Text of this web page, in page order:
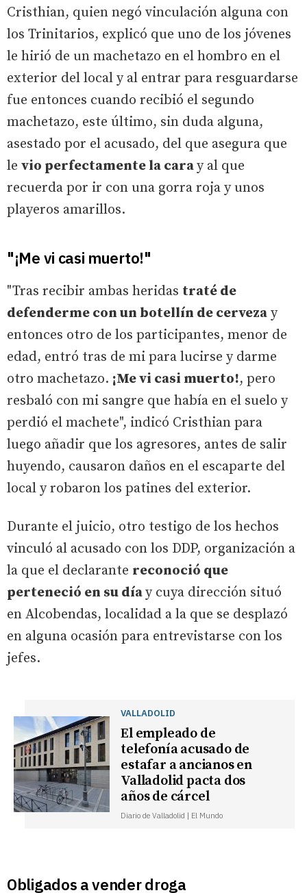
Cristhian, quien negó vinculación alguna con
los Trinitarios, explicó que uno de los jóvenes
le hirió de un machetazo en el hombro en el
exterior del local y al entrar para resguardarse
fue entonces cuando recibió el segundo
machetazo, este último, sin duda alguna,
asestado por el acusado, del que asegura que
le vio perfectamente la caray al que
recuerda por ir con una gorra roja y unos
playeros amarillos.
"¡Me vi casi muerto!"
"Tras recibir ambas heridas traté de
defenderme con un botellín de cerveza y
entonces otro de los participantes, menor de
edad, entró tras de mi para lucirse y darme
otro machetazo. ¡Me vi casi muerto!, pero
resbaló con mi sangre que había en el suelo y
perdió el machete", indicó Cristhian para
luego añadir que los agresores, antes de salir
huyendo, causaron daños en el escaparte del
local y robaron los patines del exterior.
Durante el juicio, otro testigo de los hechos
vinculó al acusado con los DDP, organización a
la que el declarante reconoció que
perteneció en su díay cuya dirección situó
en Alcobendas, localidad a la que se desplazó
en alguna ocasión para entrevistarse con los
jefes.
VALLADOLID
El empleado de
telefonía acusado de
estafar a ancianos en
Valladolid pacta dos
años de cárcel
Diario de Valladolid | El Mundo
Obligados a vender droga